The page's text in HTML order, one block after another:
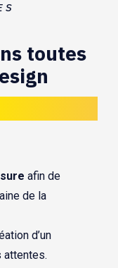
toutes
afin de
de la
d’un
attentes.